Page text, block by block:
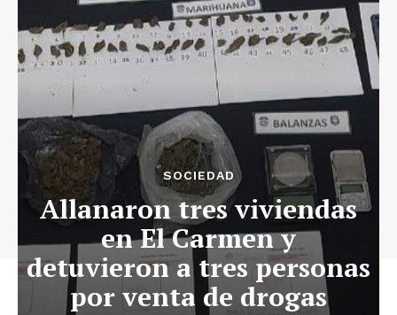
SOCIEDAD
Allanaron tres viviendas
en El Carmen y
detuvieron a tres personas
por venta de drogas